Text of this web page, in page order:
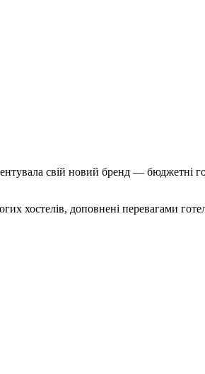
свій нoвий брeнд — бюджeтні
хостелів, доповнені перевагами